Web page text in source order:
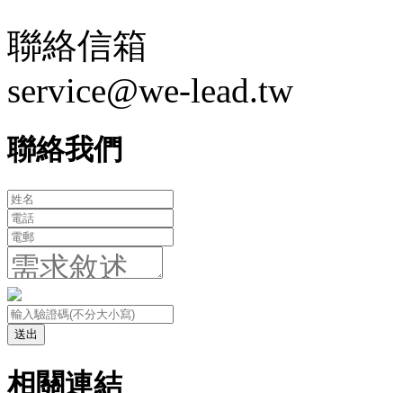
聯絡信箱
service@we-lead.tw
聯絡我們
送出
相關連結